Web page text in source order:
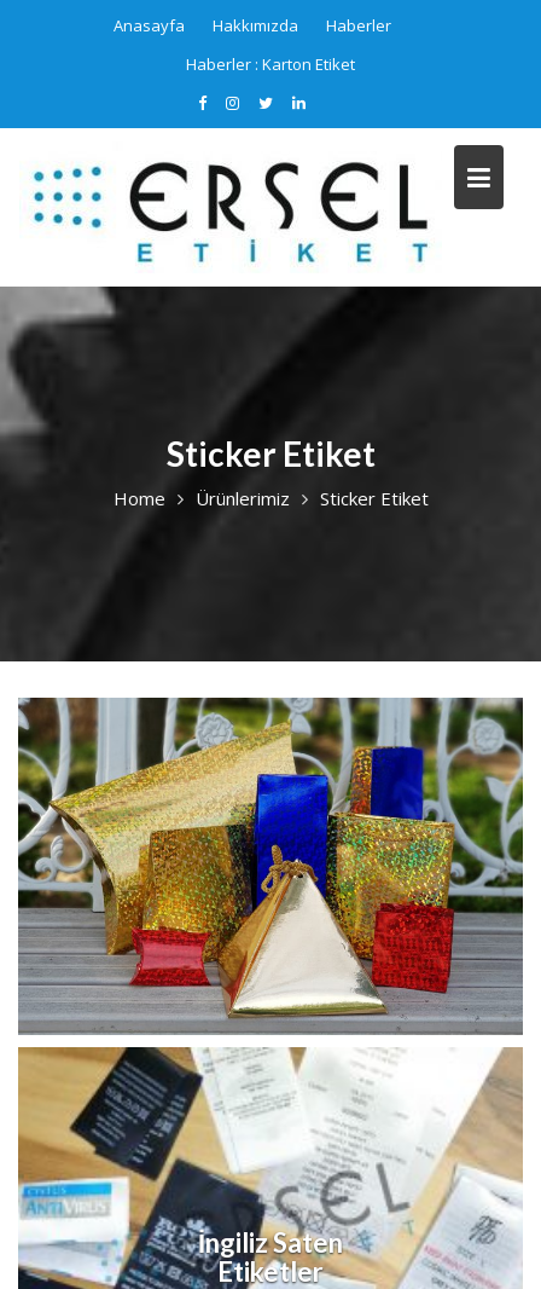
Anasayfa Hakkımızda
Haberler
Haberler : Karton Etiket
Sticker Etiket
Home Ürünlerimiz Sticker Etiket
İngiliz Saten
Etiketler